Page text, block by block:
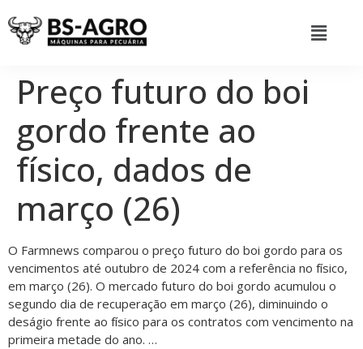
Preço futuro do boi
gordo frente ao
físico, dados de
março (26)
O Farmnews comparou o preço futuro do boi gordo para os
vencimentos até outubro de 2024 com a referência no físico,
em março (26). O mercado futuro do boi gordo acumulou o
segundo dia de recuperação em março (26), diminuindo o
deságio frente ao físico para os contratos com vencimento na
primeira metade do ano. …